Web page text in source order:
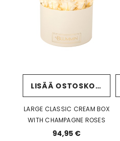
LISÄÄ OSTOSKORIIN
LARGE CLASSIC CREAM BOX
WITH CHAMPAGNE ROSES
94,95 €